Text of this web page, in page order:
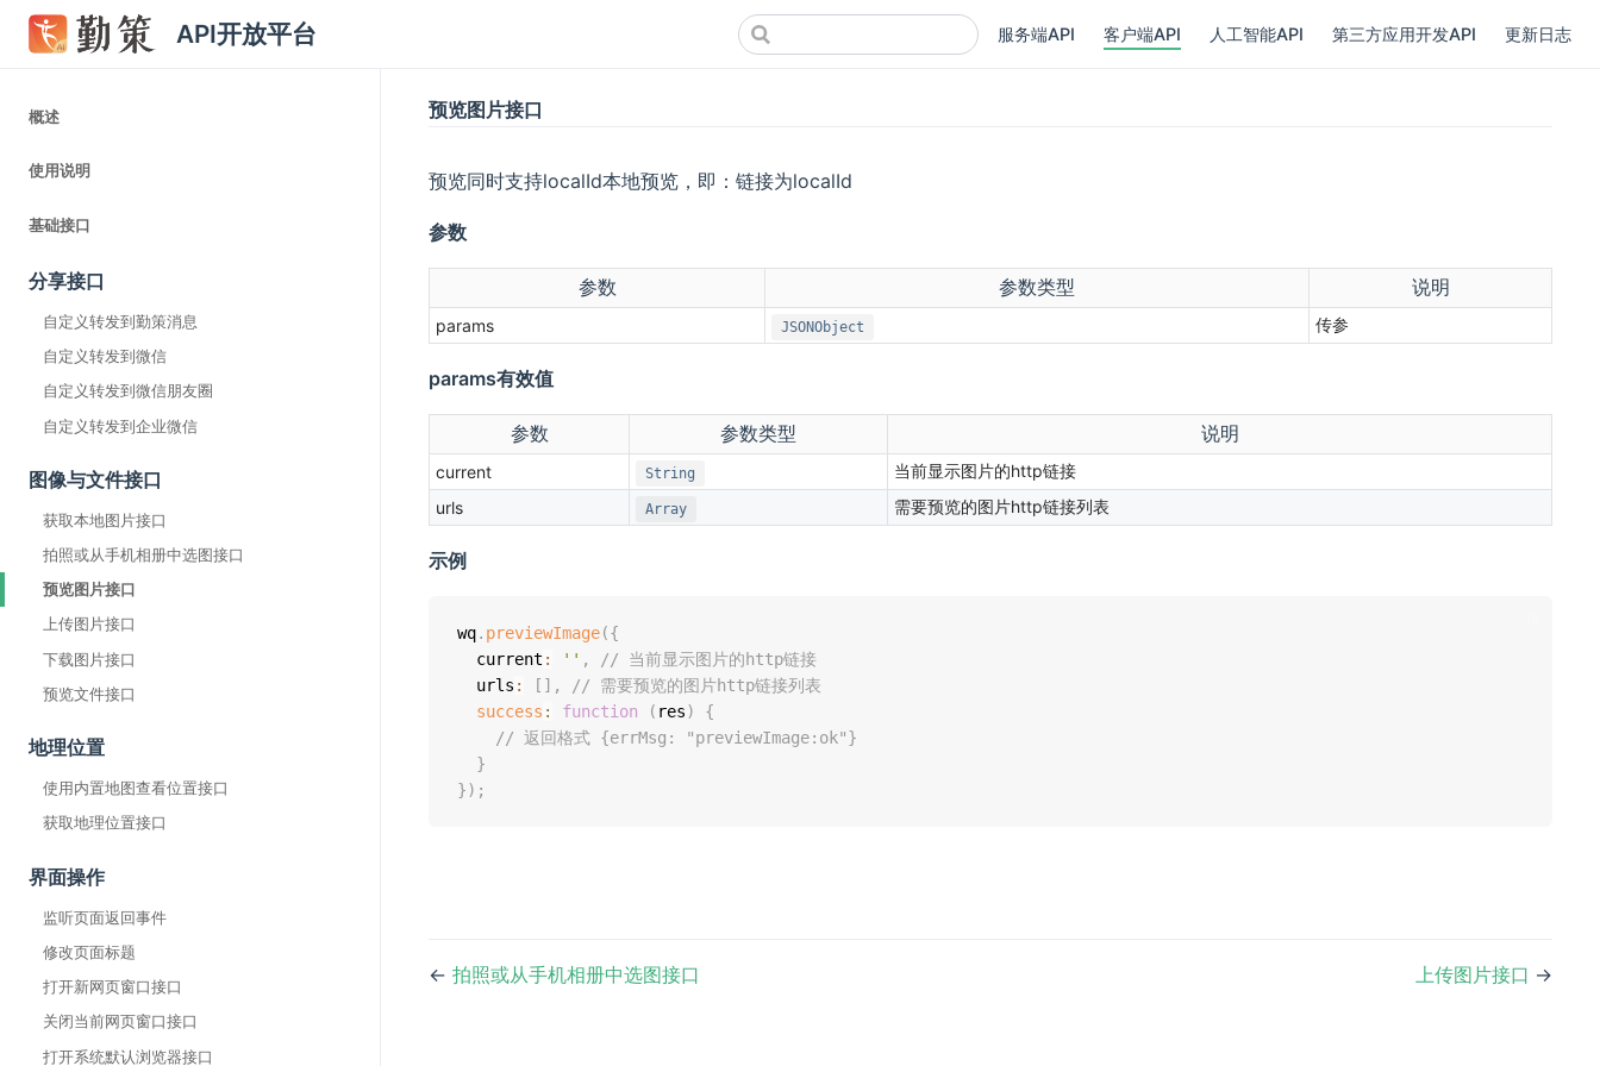
API开放平台 服务端API 客户端API 人工智能API 第三方应用开发API 更新日志
概述
使用说明
基础接口
分享接口
自定义转发到勤策消息
自定义转发到微信
自定义转发到微信朋友圈
自定义转发到企业微信
图像与文件接口
获取本地图片接口
拍照或从手机相册中选图接口
预览图片接口
上传图片接口
下载图片接口
预览文件接口
地理位置
使用内置地图查看位置接口
获取地理位置接口
界面操作
监听页面返回事件
修改页面标题
打开新网页窗口接口
关闭当前网页窗口接口
打开系统默认浏览器接口
预览图片接口
预览同时支持localId本地预览，即：链接为localId
参数
参数 参数类型 说明
params JSONObject 传参
params有效值
参数 参数类型 说明
current String
当前显示图片的http链接
urls
Array 需要预览的图片http链接列表
示例
wq. previewImage({
  current
: '' ,
// 当前显示图片的http链接
  urls
: [ ] ,
// 需要预览的图片http链接列表
success : function ( res)
{
// 返回格式 {errMsg: "previewImage:ok"}
}
}) ;
← 拍照或从手机相册中选图接口 上传图片接口 →